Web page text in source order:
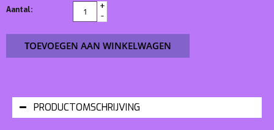
Aantal:
+
-
TOEVOEGEN AAN WINKELWAGEN
PRODUCTOMSCHRIJVING